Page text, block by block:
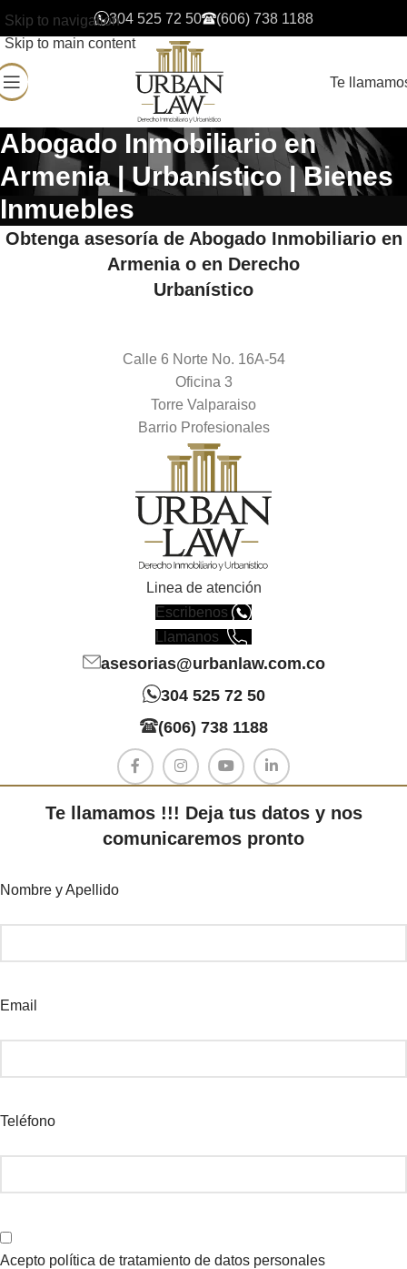
Skip to navigation
Skip to main content
304 525 72 50 (606) 738 1188
Te
Abogado Inmobiliario en
Armenia | Urbanístico | Bienes
Inmuebles
Obtenga asesoría de Abogado Inmobiliario en
Armenia o en Derecho
Urbanístico
Calle 6 Norte No. 16A-54
Oficina 3
Torre Valparaiso
Barrio Profesionales
Linea de atención
Escribenos
Llamanos
asesorias@urbanlaw.com.co
304 525 72 50
(606) 738 1188
Te llamamos !!! Deja tus datos y nos
comunicaremos pronto
Nombre y Apellido
Email
Teléfono
Acepto política de tratamiento de datos personales